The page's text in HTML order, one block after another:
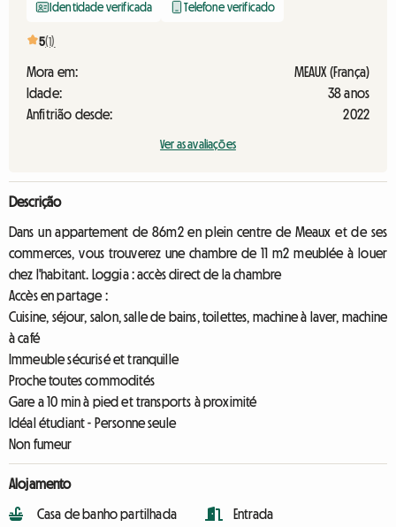
Identidade verificada Telefone verificado
5(1)
Mora em:
MEAUX (França)
Idade:
38 anos
Anfitrião desde:
2022
Ver as avaliações
Descrição
Dans un appartement de 86m2 en plein centre de Meaux et de ses
commerces, vous trouverez une chambre de 11 m2 meublée à louer
chez l'habitant. Loggia : accès direct de la chambre
Accès en partage :
Cuisine, séjour, salon, salle de bains, toilettes, machine à laver, machine
à café
Immeuble sécurisé et tranquille
Proche toutes commodités
Gare a 10 min à pied et transports à proximité
Idéal étudiant - Personne seule
Non fumeur
Alojamento
Casa de banho partilhada
Entrada